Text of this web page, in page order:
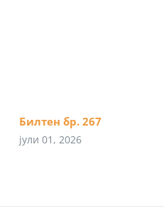
Билтен бр. 267
јули 01, 2026